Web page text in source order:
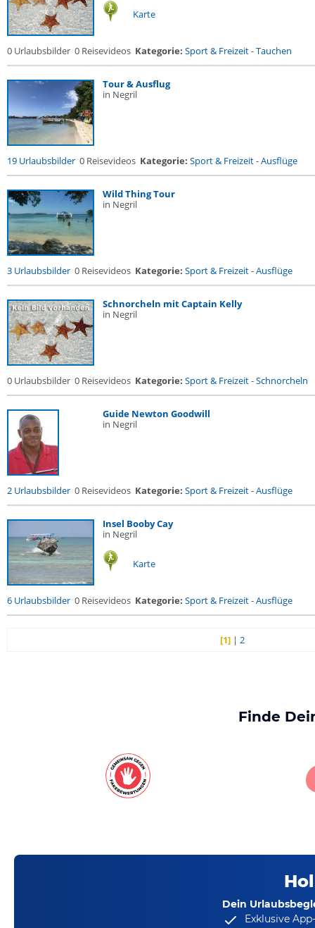
Karte
0 Urlaubsbilder 0 Reisevideos Kategorie: Sport & Freizeit-Tauchen
Tour & Ausflug
in Negril
19 Urlaubsbilder 0 Reisevideos Kategorie: Sport & Freizeit-Ausflüge
Wild Thing Tour
in Negril
3 Urlaubsbilder 0 Reisevideos Kategorie: Sport & Freizeit-Ausflüge
Schnorcheln mit Captain Kelly
in Negril
0 Urlaubsbilder 0 Reisevideos Kategorie: Sport & Freizeit-Schnorcheln
Guide Newton Goodwill
in Negril
2 Urlaubsbilder 0 Reisevideos Kategorie: Sport & Freizeit-Ausflüge
Insel Booby Cay
in Negril
Karte
6 Urlaubsbilder 0 Reisevideos Kategorie: Sport & Freizeit-Ausflüge
[1] |2
Finde
Dein
Exklusive